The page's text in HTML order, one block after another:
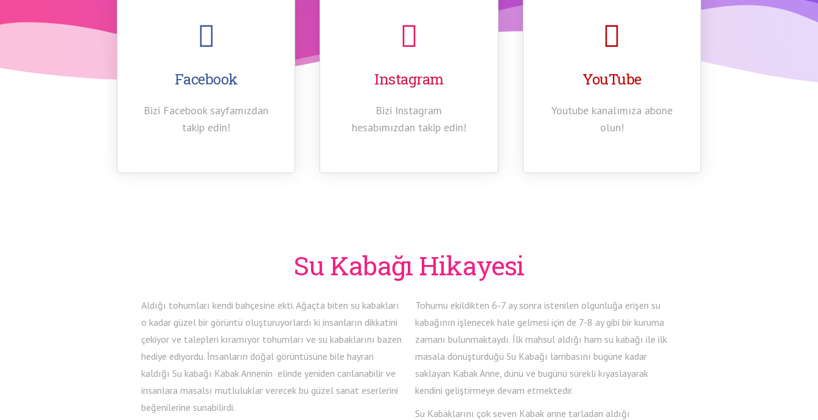
Facebook
Bizi Facebook sayfamızdan
takip edin!
Instagram
Bizi Instagram
hesabımızdan takip edin!
YouTube
Youtube kanalımıza abone
olun!
Su Kabağı Hikayesi
Aldığı tohumları kendi bahçesine ekti. Ağaçta biten su kabakları
o kadar güzel bir görüntü oluşturuyorlardı ki insanların dikkatini
çekiyor ve talepleri kıramıyor tohumları ve su kabaklarını bazen
hediye ediyordu. İnsanların doğal görüntüsüne bile hayran
kaldığı Su kabağı Kabak Annenin elinde yeniden canlanabilir ve
insanlara masalsı mutluluklar verecek bu güzel sanat eserlerini
beğenilerine sunabilirdi.
Tohumu ekildikten 6-7 ay sonra istenilen olgunluğa erişen su
kabağının işlenecek hale gelmesi için de 7-8 ay gibi bir kuruma
zamanı bulunmaktaydı. İlk mahsul aldığı ham su kabağı ile ilk
masala dönüştürdüğü Su Kabağı lambasını bugüne kadar
saklayan Kabak Anne, dünü ve bugünü sürekli kıyaslayarak
kendini geliştirmeye devam etmektedir.
Su Kabaklarını çok seven Kabak anne tarladan aldığı